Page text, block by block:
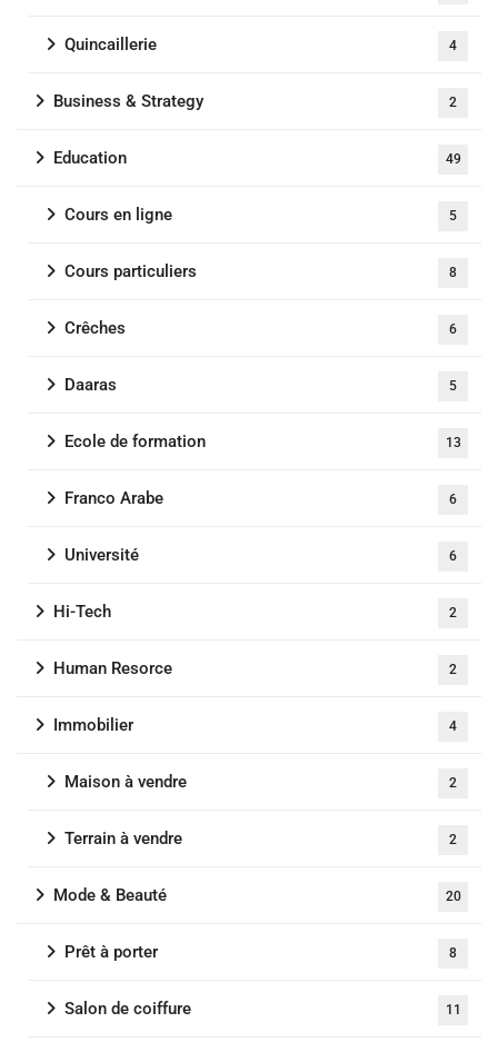
Quincaillerie 4
Business & Strategy 2
Education 49
Cours en ligne 5
Cours particuliers 8
Crêches 6
Daaras 5
Ecole de formation 13
Franco Arabe 6
Université 6
Hi-Tech 2
Human Resorce 2
Immobilier 4
Maison à vendre 2
Terrain à vendre 2
Mode & Beauté 20
Prêt à porter 8
Salon de coiffure 11